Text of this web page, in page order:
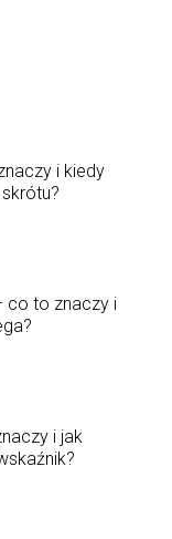
i kiedy
co to znaczy i
i jak